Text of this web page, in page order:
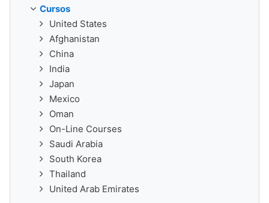
Cursos
United States
Afghanistan
China
India
Japan
Mexico
Oman
On-Line Courses
Saudi Arabia
South Korea
Thailand
United Arab Emirates